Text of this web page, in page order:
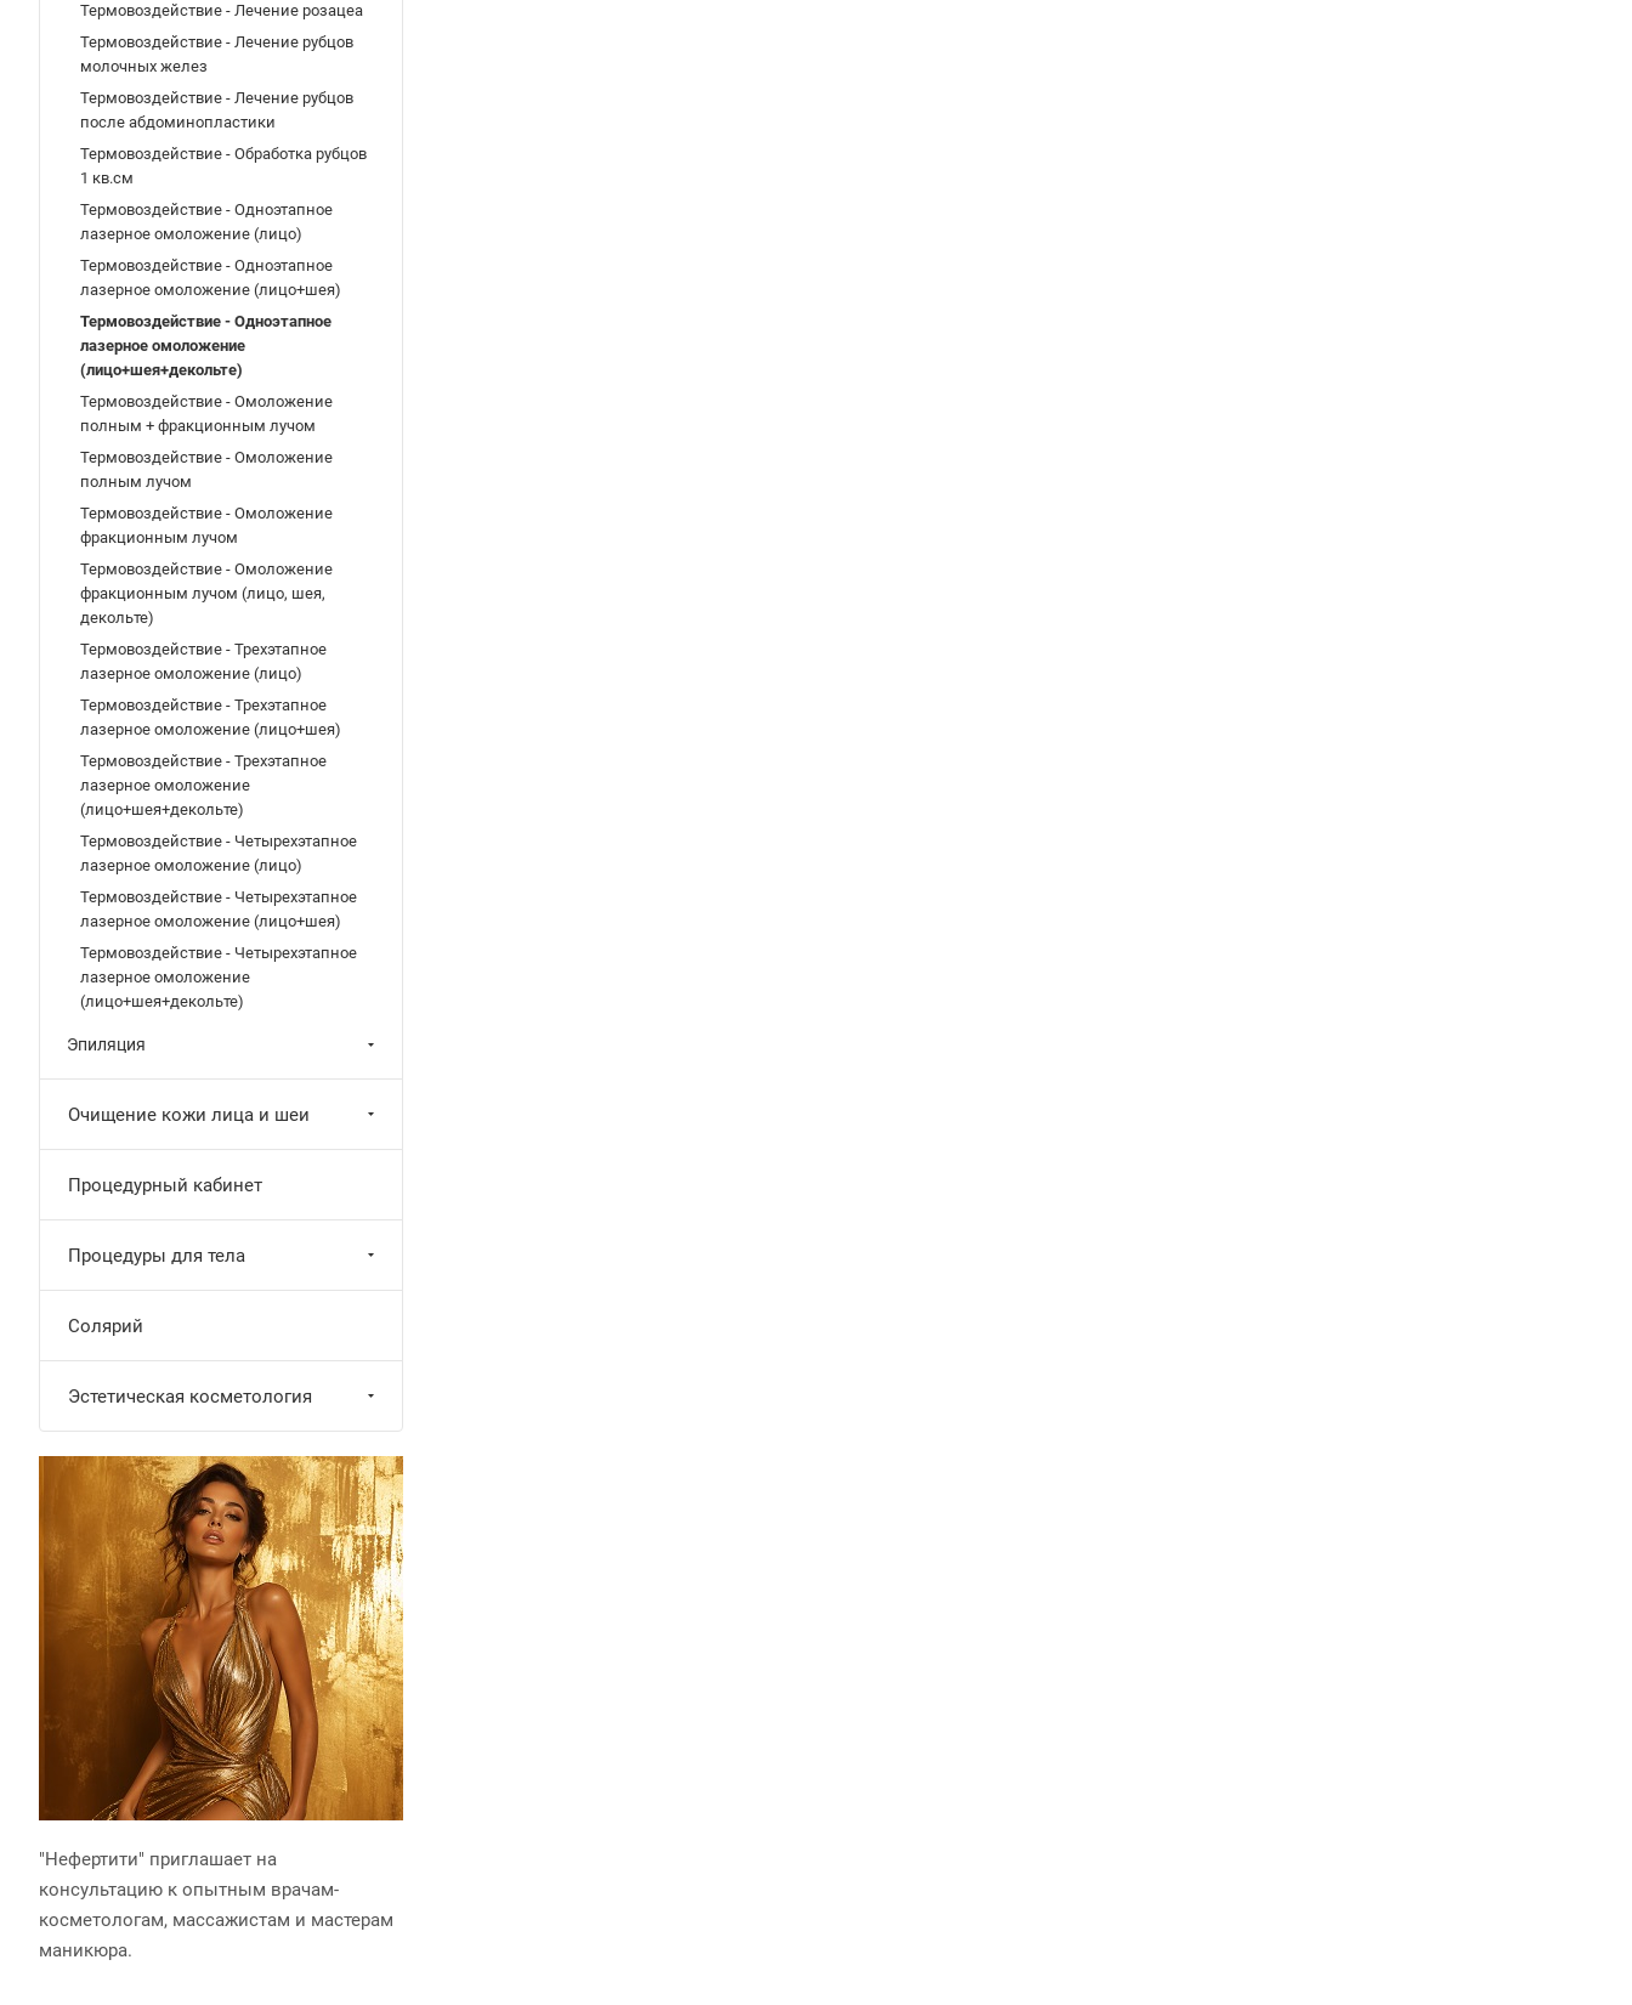
Термовоздействие - Лечение розацеа
Термовоздействие - Лечение рубцов
молочных желез
Термовоздействие - Лечение рубцов
после абдоминопластики
Термовоздействие - Обработка рубцов
1 кв.см
Термовоздействие - Одноэтапное
лазерное омоложение (лицо)
Термовоздействие - Одноэтапное
лазерное омоложение (лицо+шея)
Термовоздействие - Одноэтапное
лазерное омоложение
(лицо+шея+декольте)
Термовоздействие - Омоложение
полным + фракционным лучом
Термовоздействие - Омоложение
полным лучом
Термовоздействие - Омоложение
фракционным лучом
Термовоздействие - Омоложение
фракционным лучом (лицо, шея,
декольте)
Термовоздействие - Трехэтапное
лазерное омоложение (лицо)
Термовоздействие - Трехэтапное
лазерное омоложение (лицо+шея)
Термовоздействие - Трехэтапное
лазерное омоложение
(лицо+шея+декольте)
Термовоздействие - Четырехэтапное
лазерное омоложение (лицо)
Термовоздействие - Четырехэтапное
лазерное омоложение (лицо+шея)
Термовоздействие - Четырехэтапное
лазерное омоложение
(лицо+шея+декольте)
Эпиляция
Очищение кожи лица и шеи
Процедурный кабинет
Процедуры для тела
Солярий
Эстетическая косметология
"Нефертити" приглашает на
консультацию к опытным врачам-
косметологам, массажистам и мастерам
маникюра.